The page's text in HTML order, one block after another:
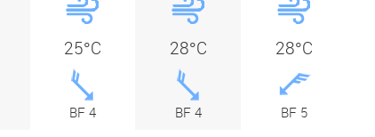
25°C
BF 4
28°C
BF 4
28°C
BF 5